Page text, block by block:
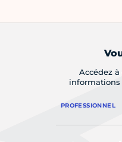
Accédez
informations
PROFESSIONNEL